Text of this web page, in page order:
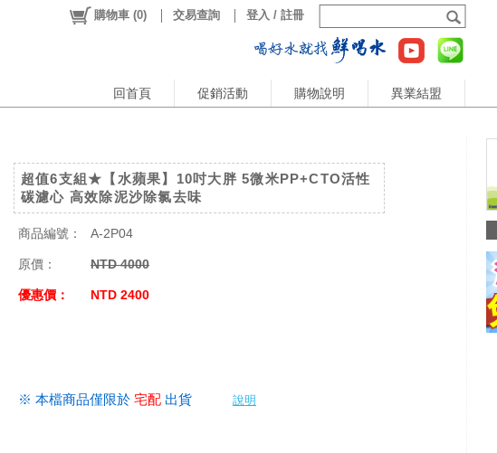
回首頁 促銷活動 購物說明 異業結盟
購物車 (0) 交易查詢 登入 / 註冊
超值6支組★【水蘋果】10吋大胖 5微米PP+CTO活性
碳濾心 高效除泥沙除氯去味
商品編號： A-2P04
原價： NTD 4000
優惠價： NTD 2400
※ 本檔商品僅限於 宅配 出貨 說明